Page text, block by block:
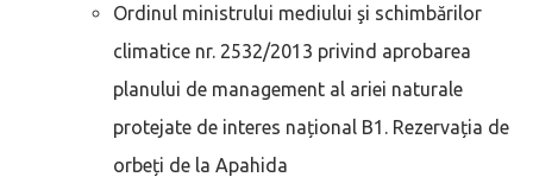
Ordinul ministrului mediului şi schimbărilor
climatice nr. 2532/2013 privind aprobarea
planului de management al ariei naturale
protejate de interes național B1. Rezervația de
orbeți de la Apahida